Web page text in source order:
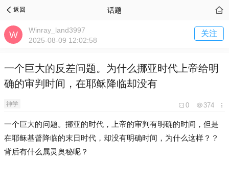
返回 话题
Winray_land3997
2025-08-09 12:02:58
关注
一个巨大的反差问题。为什么挪亚时代上帝给明
确的审判时间，在耶稣降临却没有
神学 0 374
一个巨大的问题。挪亚的时代，上帝的审判有明确的时间，但是
在耶稣基督降临的末日时代，却没有明确时间，为什么这样？？
背后有什么属灵奥秘呢？